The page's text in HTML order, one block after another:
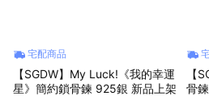
宅配商品
【SGDW】My Luck!《我的幸運
星》簡約鎖骨鍊 925銀 新品上架
【
骨